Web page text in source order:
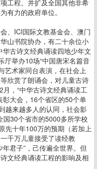
工程。并扩及全国其他非希
有力的政府单位。
、ICI国际文教基金会、澳门
山书院协办，有二十余位小
古诗文经典诵读四地少年文
厅举办10场“中国唐宋名篇音
艺术家同台表演，在社会上
欣赏了朗诵会，对儿童古诗
，“中华古诗文经典诵读工
彰大会，16个省区的50个单
越来越多人的认同，社会影
30个省市的5000多所学校
先十年100万的预期（若加上
千万儿童接受了读经教
君子”，己传遍全世界。但
文经典诵读工程的影响及相